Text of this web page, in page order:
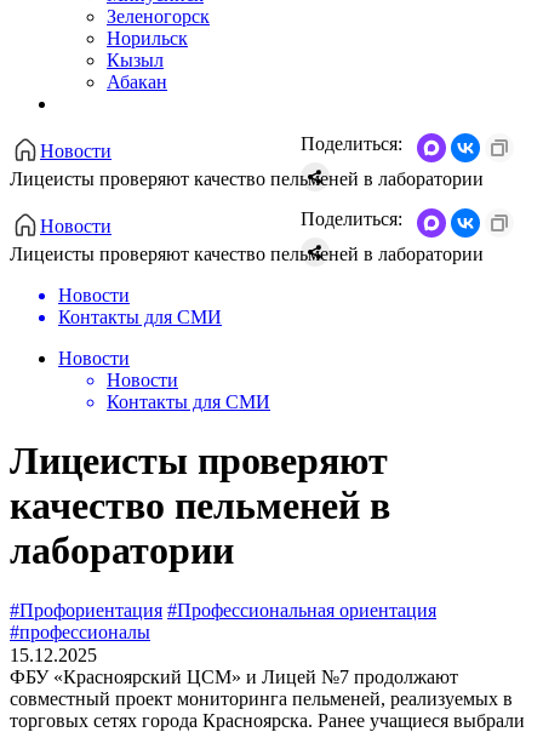
Зеленогорск
Норильск
Кызыл
Абакан
Новости
Лицеисты проверяют качество пельменей в лаборатории
Поделиться:
Новости
Лицеисты проверяют качество пельменей в лаборатории
Поделиться:
Новости
Контакты для СМИ
Новости
Новости
Контакты для СМИ
Лицеисты проверяют
качество пельменей в
лаборатории
#Профориентация #Профессиональная ориентация
#профессионалы
15.12.2025
ФБУ «Красноярский ЦСМ» и Лицей №7 продолжают
совместный проект мониторинга пельменей, реализуемых в
торговых сетях города Красноярска. Ранее учащиеся выбрали